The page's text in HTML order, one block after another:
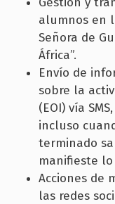
alumnos en
Señora de
África”.
Envío de
sobre la
(EOI) vía
incluso
terminado
manifieste
Acciones de
las redes